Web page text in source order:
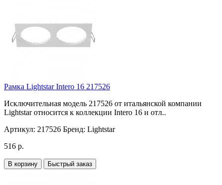
Рамка Lightstar Intero 16 217526
Исключительная модель 217526 от итальянской компании
Lightstar относится к коллекции Intero 16 и отл..
Артикул: 217526 Бренд: Lightstar
516 р.
В корзину Быстрый заказ